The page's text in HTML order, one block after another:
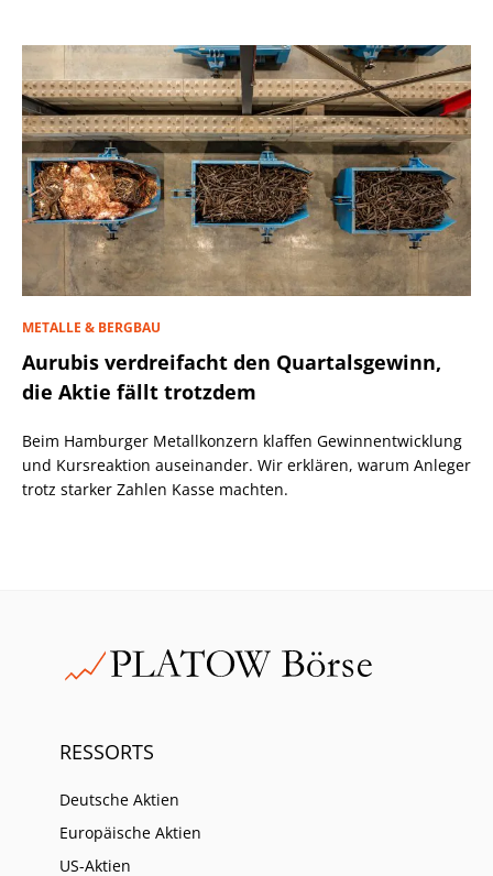
METALLE & BERGBAU
Aurubis verdreifacht den Quartalsgewinn,
die Aktie fällt trotzdem
Beim Hamburger Metallkonzern klaffen Gewinnentwicklung
und Kursreaktion auseinander. Wir erklären, warum Anleger
trotz starker Zahlen Kasse machten.
RESSORTS
Deutsche Aktien
Europäische Aktien
US-Aktien